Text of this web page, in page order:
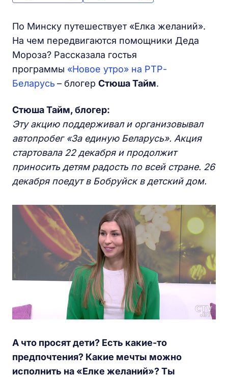
По Минску путешествует «Елка желаний».
На чем передвигаются помощники Деда
Мороза? Рассказала гостья
программы «Новое утро» на РТР-
Беларусь – блогер Стюша Тайм.
Стюша Тайм, блогер:
Эту акцию поддерживал и организовывал
автопробег «За единую Беларусь». Акция
стартовала 22 декабря и продолжит
приносить детям радость по всей стране. 26
декабря поедут в Бобруйск в детский дом.
А что просят дети? Есть какие-то
предпочтения? Какие мечты можно
исполнить на «Елке желаний»? Ты